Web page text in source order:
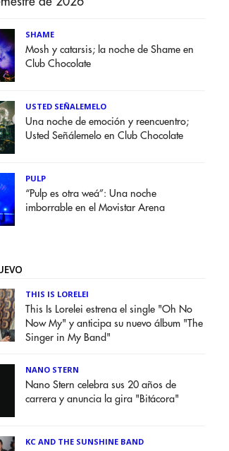
SHAME
Mosh y catarsis; la noche de Shame en
Club Chocolate
USTED SEÑALEMELO
Una noche de emoción y reencuentro;
Usted Señálemelo en Club Chocolate
PULP
“Pulp es otra weá”: Una noche
imborrable en el Movistar Arena
THIS IS LORELEI
This Is Lorelei estrena el single "Oh No
Now My" y anticipa su nuevo álbum "The
Singer in My Band"
NANO STERN
Nano Stern celebra sus 20 años de
carrera y anuncia la gira "Bitácora"
KC AND THE SUNSHINE BAND